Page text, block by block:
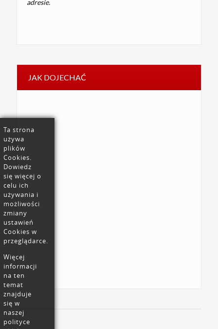
adresie.
JAK DOJECHAĆ
Ta strona
używa
plików
Cookies.
Dowiedz
się więcej o
celu ich
używania i
możliwości
zmiany
ustawień
Cookies w
przeglądarce.
Więcej
informacji
na ten
temat
znajduje
się w
naszej
polityce